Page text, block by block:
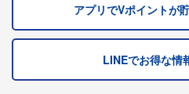
アプリでVポイントが
LINEでお得な情